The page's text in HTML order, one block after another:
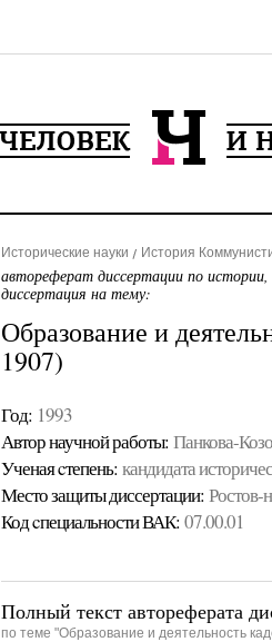
Исторические науки История
автореферат диссертации по
диссертация на тему:
Образование и
1907)
Год: 1993
Автор научной работы: Панкова-
Ученая cтепень: кандидата
Место защиты диссертации: Ростов-
Код cпециальности ВАК: 07.00.01
Полный текст автореферата
по теме "Образование и деятельность